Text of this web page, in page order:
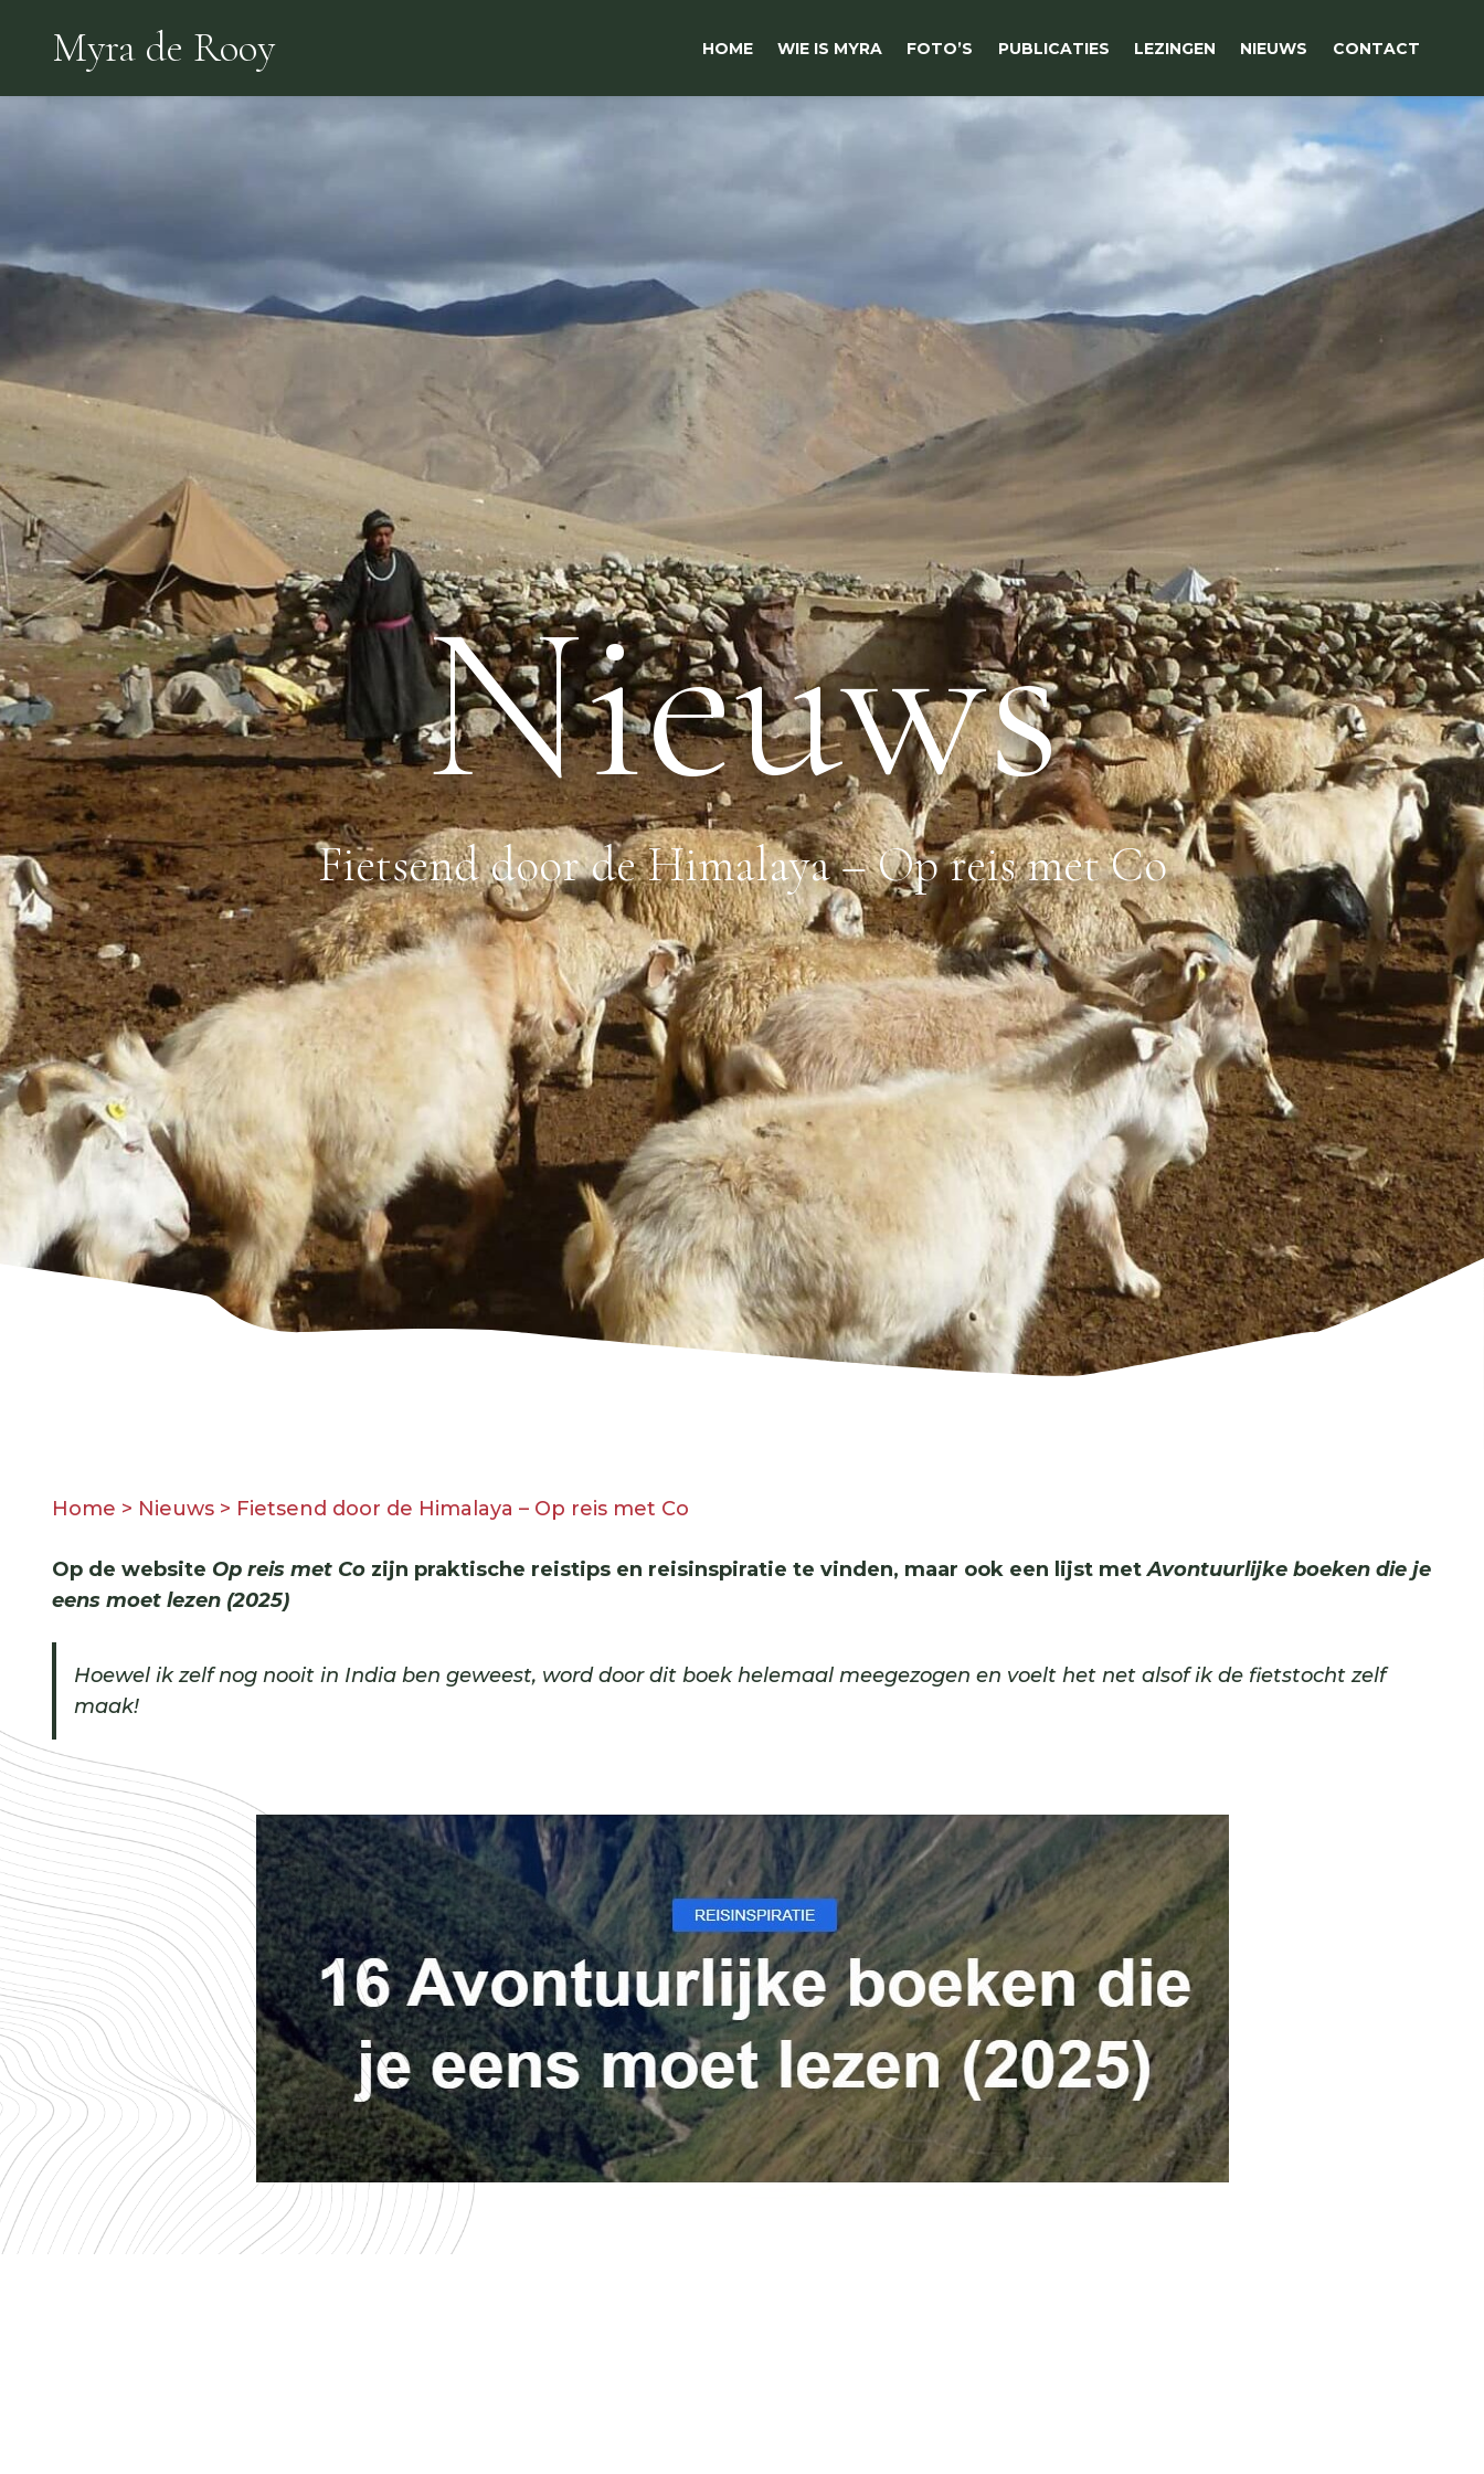
Myra de Rooy HOME WIE IS MYRA FOTO’S PUBLICATIES LEZINGEN NIEUWS CONTACT
Nieuws
Fietsend door de Himalaya – Op reis met Co
Home > Nieuws > Fietsend door de Himalaya – Op reis met Co
Op de website Op reis met Co zijn praktische reistips en reisinspiratie te vinden, maar ook een lijst metAvontuurlijke boeken die je
eens moet lezen (2025)
Hoewel ik zelf nog nooit in India ben geweest, word door dit boek helemaal meegezogen en voelt het net alsof ik de fietstocht zelf
maak!